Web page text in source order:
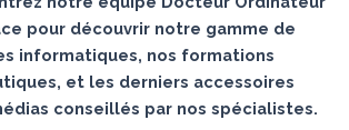
pour découvrir notre gamme de
informatiques, nos formations
et les derniers accessoires
conseillés par nos spécialistes.